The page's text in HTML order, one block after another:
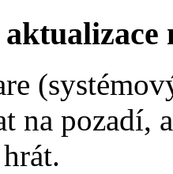
na pozadí,